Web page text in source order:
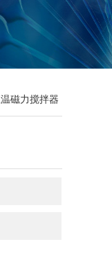
磁力搅拌器